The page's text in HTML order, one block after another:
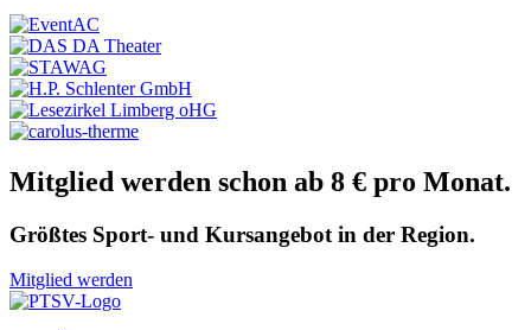
Mitglied werden schon ab 8 € pro Monat.
Größtes Sport- und Kursangebot in der Region.
Mitglied werden